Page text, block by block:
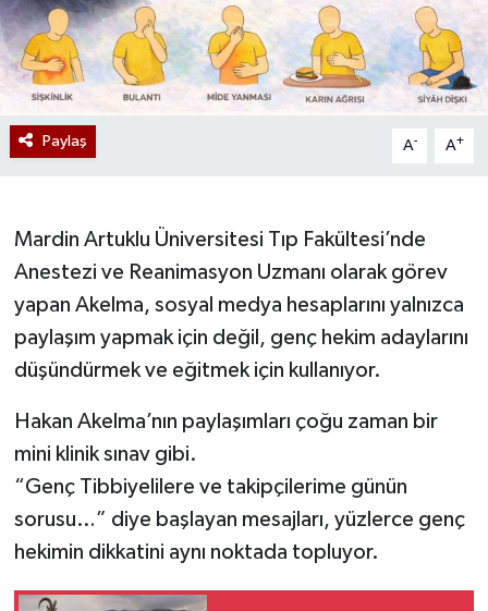
Paylaş A- A+
Mardin Artuklu Üniversitesi Tıp Fakültesi’nde
Anestezi ve Reanimasyon Uzmanı olarak görev
yapan Akelma, sosyal medya hesaplarını yalnızca
paylaşım yapmak için değil, genç hekim adaylarını
düşündürmek ve eğitmek için kullanıyor.
Hakan Akelma’nın paylaşımları çoğu zaman bir
mini klinik sınav gibi.
“Genç Tibbiyelilere ve takipçilerime günün
sorusu…” diye başlayan mesajları, yüzlerce genç
hekimin dikkatini aynı noktada topluyor.